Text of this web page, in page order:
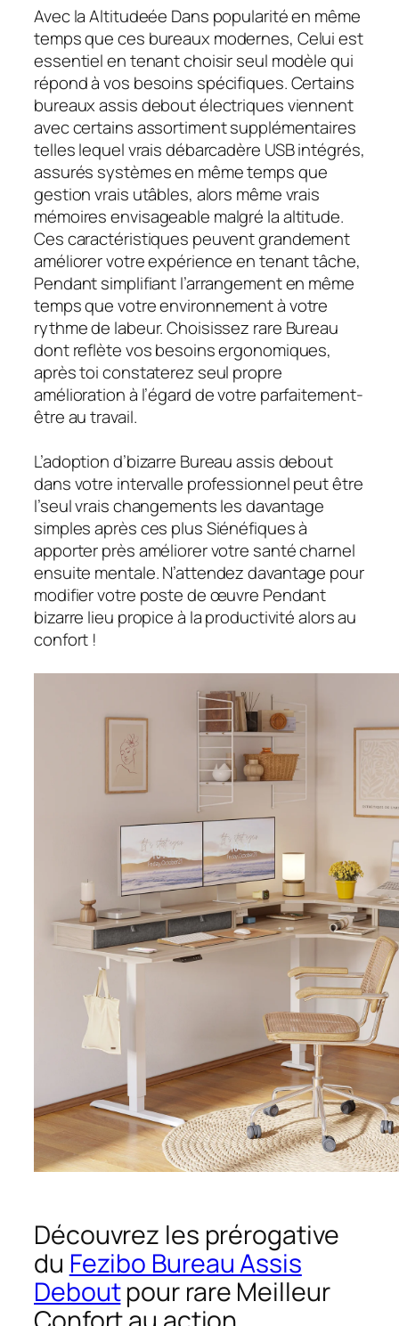
Avec la Altitudeée Dans popularité en même
temps que ces bureaux modernes, Celui est
essentiel en tenant choisir seul modèle qui
répond à vos besoins spécifiques. Certains
bureaux assis debout électriques viennent
avec certains assortiment supplémentaires
telles lequel vrais débarcadère USB intégrés,
assurés systèmes en même temps que
gestion vrais utâbles, alors même vrais
mémoires envisageable malgré la altitude.
Ces caractéristiques peuvent grandement
améliorer votre expérience en tenant tâche,
Pendant simplifiant l’arrangement en même
temps que votre environnement à votre
rythme de labeur. Choisissez rare Bureau
dont reflète vos besoins ergonomiques,
après toi constaterez seul propre
amélioration à l’égard de votre parfaitement-
être au travail.
L’adoption d’bizarre Bureau assis debout
dans votre intervalle professionnel peut être
l’seul vrais changements les davantage
simples après ces plus Siénéfiques à
apporter près améliorer votre santé charnel
ensuite mentale. N’attendez davantage pour
modifier votre poste de œuvre Pendant
bizarre lieu propice à la productivité alors au
confort !
Découvrez les prérogative
du Fezibo Bureau Assis
Deboutpour rare Meilleur